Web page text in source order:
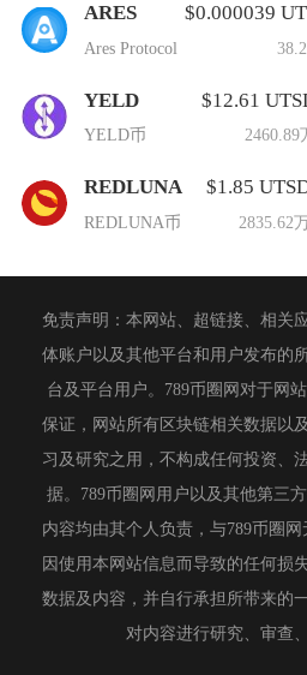
ARES
Ares Protocol
$0.000039
YELD
YELD币
$12.61
2460.89
REDLUNA
REDLUNA币
$1.85
2835.62
免责声明：本网站、超链接、相关
体账户以及其他平台和用户发布的
台及平台用户。789币圈网对于网
保证，网站所有区块链相关数据以
习及研究之用，不构成任何投资、
据。789币圈网用户以及其他第三
内容均由其个人负责，与789币圈
因使用本网站信息而导致的任何损
数据及内容，并自行承担所带来的
对内容进行研究、审查